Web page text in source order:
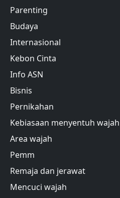
Parenting
Budaya
Internasional
Kebon Cinta
Info ASN
Bisnis
Pernikahan
Kebiasaan menyentuh wajah
Area wajah
Pemm
Remaja dan jerawat
Mencuci wajah